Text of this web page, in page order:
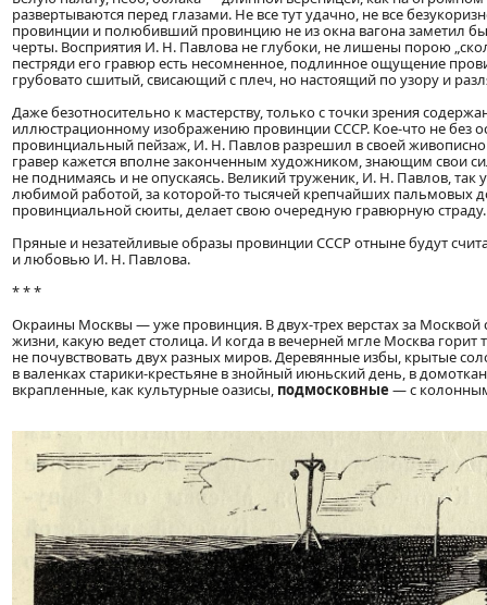
развертываются перед глазами. Не все тут удачно, не все
провинции и полюбивший провинцию не из окна вагона заметил
черты. Восприятия И. Н. Павлова не глубоки, не лишены порою
пестряди его гравюр есть несомненное, подлинное ощущение
грубовато сшитый, свисающий с плеч, но настоящий по узору и
Даже безотносительно к мастерству, только с точки зрения
иллюстрационному изображению провинции СССР. Кое-что не без
провинциальный пейзаж, И. Н. Павлов разрешил в своей
гравер кажется вполне законченным художником, знающим свои
не поднимаясь и не опускаясь. Великий труженик, И. Н. Павлов,
любимой работой, за которой-то тысячей крепчайших пальмовых
провинциальной сюиты, делает свою очередную гравюрную страду.
Пряные и незатейливые образы провинции СССР отныне будут
и любовью И. Н. Павлова.
* * *
Окраины Москвы — уже провинция. В двух-трех верстах за
жизни, какую ведет столица. И когда в вечерней мгле Москва
не почувствовать двух разных миров. Деревянные избы, крытые
в валенках старики-крестьяне в знойный июньский день, в
вкрапленные, как культурные оазисы, подмосковные — с